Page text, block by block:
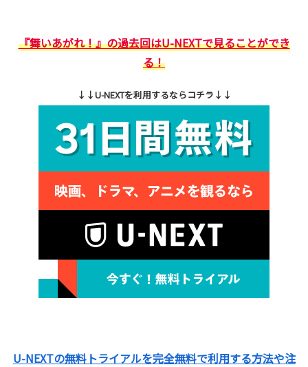
『舞いあがれ！』の過去回はU-NEXTで見ることができ
る！
↓↓U-NEXTを利用するならコチラ↓↓
U-NEXTの無料トライアルを完全無料で利用する方法や注